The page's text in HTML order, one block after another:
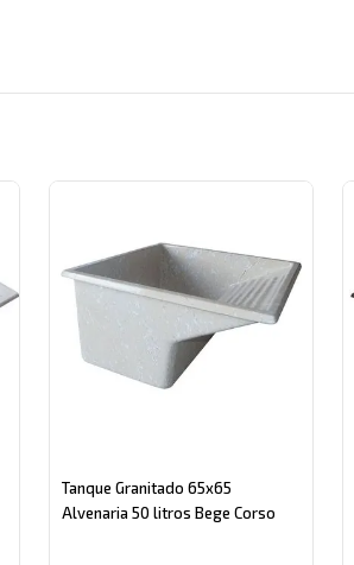
Tanque Granitado 65x65
Alvenaria 50 litros Bege Corso